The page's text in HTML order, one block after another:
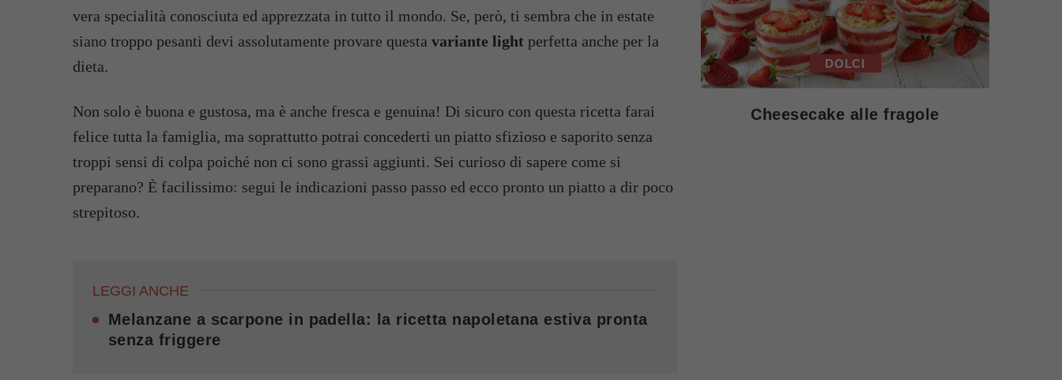
vera specialità conosciuta ed apprezzata in tutto il mondo. Se, però, ti sembra che in estate
siano troppo pesanti devi assolutamente provare questa variante light perfetta anche per la
dieta.
Non solo è buona e gustosa, ma è anche fresca e genuina! Di sicuro con questa ricetta farai
felice tutta la famiglia, ma soprattutto potrai concederti un piatto sfizioso e saporito senza
troppi sensi di colpa poiché non ci sono grassi aggiunti. Sei curioso di sapere come si
preparano? È facilissimo: segui le indicazioni passo passo ed ecco pronto un piatto a dir poco
strepitoso.
LEGGI ANCHE
Melanzane a scarpone in padella: la ricetta napoletana estiva pronta
senza friggere
DOLCI
Cheesecake alle fragole